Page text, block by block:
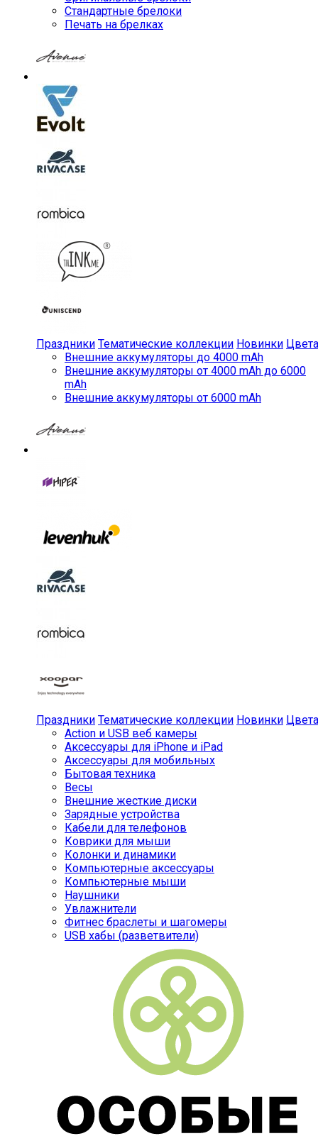
Стандартные брелоки
Печать на брелках
Праздники Тематические коллекции Новинки Цвета
Внешние аккумуляторы до 4000 mAh
Внешние аккумуляторы от 4000 mAh до 6000
mAh
Внешние аккумуляторы от 6000 mAh
Праздники Тематические коллекции Новинки Цвета
Action и USB веб камеры
Аксессуары для iPhone и iPad
Аксессуары для мобильных
Бытовая техника
Весы
Внешние жесткие диски
Зарядные устройства
Кабели для телефонов
Коврики для мыши
Колонки и динамики
Компьютерные аксессуары
Компьютерные мыши
Наушники
Увлажнители
Фитнес браслеты и шагомеры
USB хабы (разветвители)